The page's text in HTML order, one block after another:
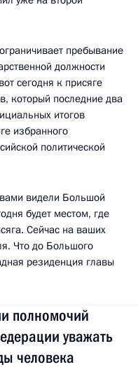
пребывание
должности
сегодня к присяге
который последние два
итогов
избранного
политической
видели Большой
будет местом, где
Сейчас на ваших
Что до Большого
резиденция главы
полномочий
уважать
человека